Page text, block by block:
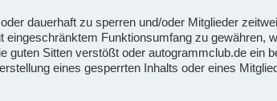
dauerhaft zu sperren und/oder Mitglieder
Funktionsumfang zu gewähren,
Sitten verstößt oder autogrammclub.de ein
eines gesperrten Inhalts oder eines